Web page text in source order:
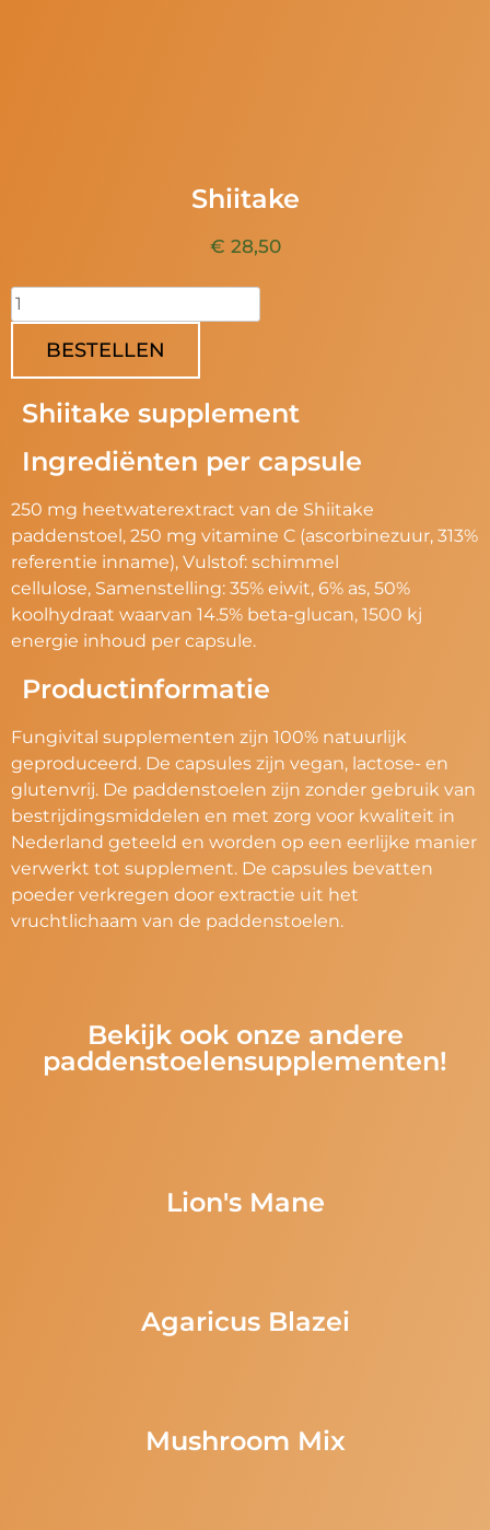
Shiitake
€ 28,50
BESTELLEN
Shiitake supplement
Ingrediënten per capsule
250 mg heetwaterextract van de Shiitake
paddenstoel, 250 mg vitamine C (ascorbinezuur, 313%
referentie inname), Vulstof: schimmel
cellulose, Samenstelling: 35% eiwit, 6% as, 50%
koolhydraat waarvan 14.5% beta-glucan, 1500 kj
energie inhoud per capsule.
Productinformatie
Fungivital supplementen zijn 100% natuurlijk
geproduceerd. De capsules zijn vegan, lactose- en
glutenvrij. De paddenstoelen zijn zonder gebruik van
bestrijdingsmiddelen en met zorg voor kwaliteit in
Nederland geteeld en worden op een eerlijke manier
verwerkt tot supplement. De capsules bevatten
poeder verkregen door extractie uit het
vruchtlichaam van de paddenstoelen.
Bekijk ook onze andere
paddenstoelensupplementen!
Lion's Mane
Agaricus Blazei
Mushroom Mix